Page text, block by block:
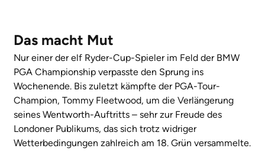
Das macht Mut
Nur einer der elf Ryder-Cup-Spieler im Feld der BMW
PGA Championship verpasste den Sprung ins
Wochenende. Bis zuletzt kämpfte der PGA-Tour-
Champion, Tommy Fleetwood, um die Verlängerung
seines Wentworth-Auftritts – sehr zur Freude des
Londoner Publikums, das sich trotz widriger
Wetterbedingungen zahlreich am 18. Grün versammelte.